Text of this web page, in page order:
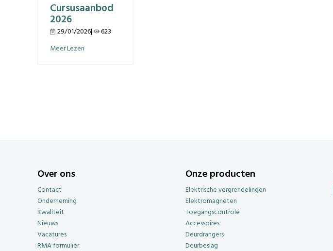
Cursusaanbod
2026
29/01/2026|
623
Meer Lezen
Over ons
Contact
Onderneming
Kwaliteit
Nieuws
Vacatures
RMA formulier
Onze producten
Elektrische vergrendelingen
Elektromagneten
Toegangscontrole
Accessoires
Deurdrangers
Deurbeslag